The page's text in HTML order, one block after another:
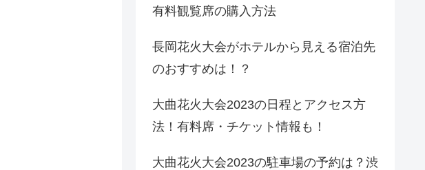
有料観覧席の購入方法
長岡花火大会がホテルから見える宿泊先
のおすすめは！？
大曲花火大会2023の日程とアクセス方
法！有料席・チケット情報も！
大曲花火大会2023の駐車場の予約は？渋